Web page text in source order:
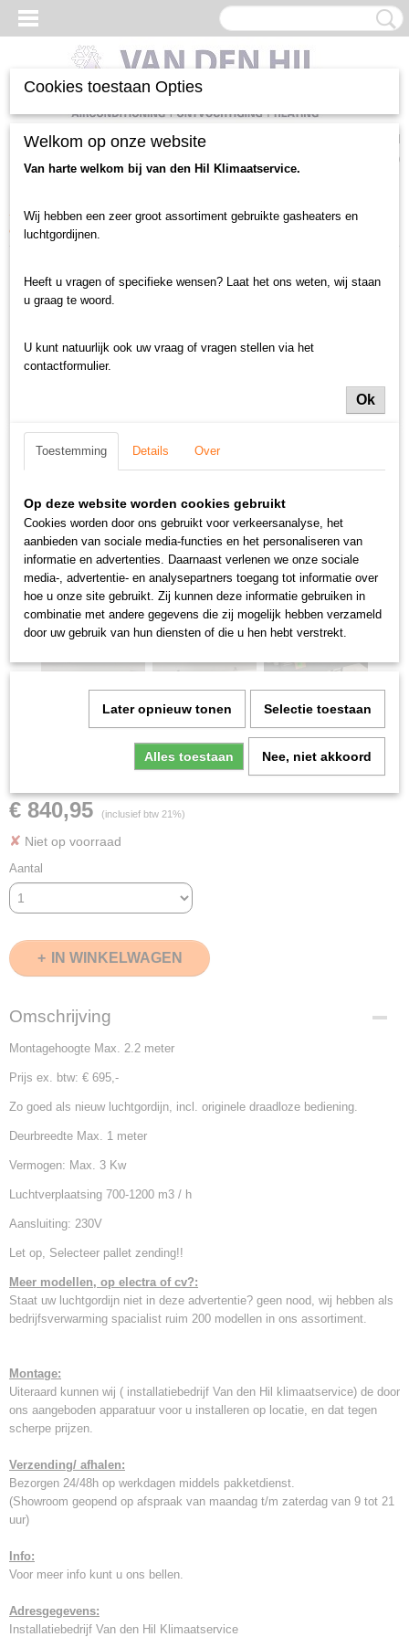
Inloggen Registreren
(0)
Home >Luchtgordijnen en toebehoren>Luchtgordijn gebruikt>
deurbreedte tot 1 meter
> Elektrisch 400V / 230V Frico luchtgordijn
Frico luchtgordijn
€ 840,95 (inclusief btw 21%)
✘ Niet op voorraad
Aantal
IN WINKELWAGEN
Omschrijving
Montagehoogte Max. 2.2 meter
Prijs ex. btw: € 695,-
Zo goed als nieuw luchtgordijn, incl. originele draadloze bediening.
Deurbreedte Max. 1 meter
Vermogen: Max. 3 Kw
Luchtverplaatsing 700-1200 m3 / h
Aansluiting: 230V
Let op, Selecteer pallet zending!!
Meer modellen, op electra of cv?:
Staat uw luchtgordijn niet in deze advertentie? geen nood, wij hebben als
bedrijfsverwarming spacialist ruim 200 modellen in ons assortiment.
Montage:
Uiteraard kunnen wij ( installatiebedrijf Van den Hil klimaatservice) de door
ons aangeboden apparatuur voor u installeren op locatie, en dat tegen
scherpe prijzen.
Verzending/ afhalen:
Bezorgen 24/48h op werkdagen middels pakketdienst.
(Showroom geopend op afspraak van maandag t/m zaterdag van 9 tot 21
uur)
Info:
Voor meer info kunt u ons bellen.
Adresgegevens:
Installatiebedrijf Van den Hil Klimaatservice
Cookies toestaan Opties
Welkom op onze website
Van harte welkom bij van den Hil Klimaatservice.
Wij hebben een zeer groot assortiment gebruikte gasheaters en
luchtgordijnen.
Heeft u vragen of specifieke wensen? Laat het ons weten, wij staan
u graag te woord.
U kunt natuurlijk ook uw vraag of vragen stellen via het
contactformulier.
Ok
Toestemming Details Over
Op deze website worden cookies gebruikt
Cookies worden door ons gebruikt voor verkeersanalyse, het
aanbieden van sociale media-functies en het personaliseren van
informatie en advertenties. Daarnaast verlenen we onze sociale
media-, advertentie- en analysepartners toegang tot informatie over
hoe u onze site gebruikt. Zij kunnen deze informatie gebruiken in
combinatie met andere gegevens die zij mogelijk hebben verzameld
door uw gebruik van hun diensten of die u hen hebt verstrekt.
Later opnieuw tonen Selectie toestaan
Alles toestaan Nee, niet akkoord